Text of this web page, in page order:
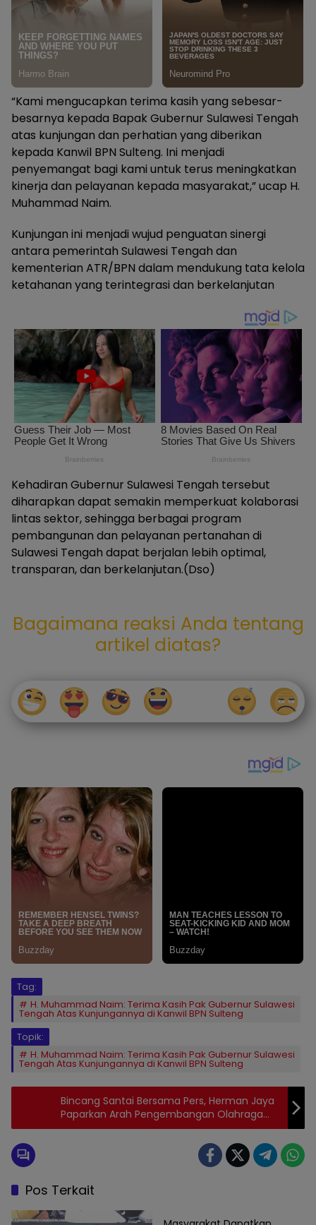
“Kami mengucapkan terima kasih yang sebesar-
besarnya kepada Bapak Gubernur Sulawesi Tengah
atas kunjungan dan perhatian yang diberikan
kepada Kanwil BPN Sulteng. Ini menjadi
penyemangat bagi kami untuk terus meningkatkan
kinerja dan pelayanan kepada masyarakat,” ucap H.
Muhammad Naim.
Kunjungan ini menjadi wujud penguatan sinergi
antara pemerintah Sulawesi Tengah dan
kementerian ATR/BPN dalam mendukung tata kelola
ketahanan yang terintegrasi dan berkelanjutan
Kehadiran Gubernur Sulawesi Tengah tersebut
diharapkan dapat semakin memperkuat kolaborasi
lintas sektor, sehingga berbagai program
pembangunan dan pelayanan pertanahan di
Sulawesi Tengah dapat berjalan lebih optimal,
transparan, dan berkelanjutan.(Dso)
Bagaimana reaksi Anda tentang
artikel diatas?
Tag:
H. Muhammad Naim: Terima Kasih Pak Gubernur Sulawesi
Tengah Atas Kunjungannya di Kanwil BPN Sulteng
Topik:
H. Muhammad Naim: Terima Kasih Pak Gubernur Sulawesi
Tengah Atas Kunjungannya di Kanwil BPN Sulteng
Bincang Santai Bersama Pers, Herman Jaya
Paparkan Arah Pengembangan Olahraga
Barru
Pos Terkait